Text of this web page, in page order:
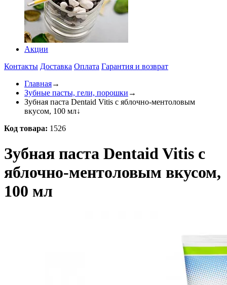
Акции
Контакты Доставка Оплата Гарантия и возврат
Главная→
Зубные пасты, гели, порошки →
Зубная паста Dentaid Vitis с яблочно-ментоловым
вкусом, 100 мл↓
Код товара: 1526
Зубная паста Dentaid Vitis с
яблочно-ментоловым вкусом,
100 мл